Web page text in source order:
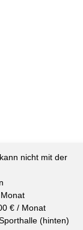
nicht mit der
€ / Monat
(hinten)